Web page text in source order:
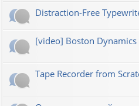
Distraction-Free
[video] Boston Dynamics
Tape Recorder from